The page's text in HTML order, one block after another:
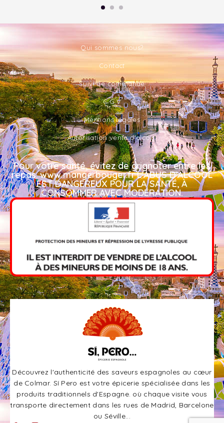
Qui sommes nous?
Contact
Suivi de commande
C.G.V
Mentions légales
Autorisation vente d'alcool
Découvrez l'authenticité des saveurs espagnoles au cœur
de Colmar. Sí Pero est votre épicerie spécialisée dans les
produits traditionnels d'Espagne. où chaque visite vous
transporte directement dans les rues de Madrid, Barcelone
ou Séville...
Pour votre santé, évitez de grignoter entre les
repas. www.mangerbouger.fr L'ABUS D'ALCOOL
EST DANGEREUX POUR LA SANTÉ, À
CONSOMMER AVEC MODÉRATION.​